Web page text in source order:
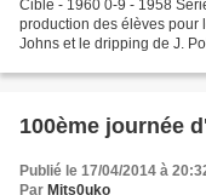
Cible - 1960 0-9 - 1958
production des élèves pour
Johns et le dripping de J.
100ème journée
Publié le 17/04/2014 à
Par Mits0uko